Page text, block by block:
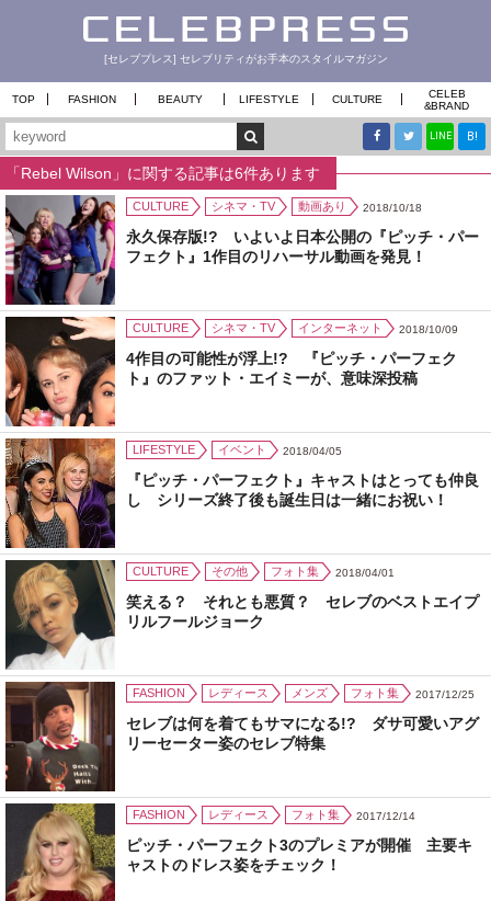
[セレブプレス] セレブリティがお手本のスタイルマガジン
TOP FASHION BEAUTY LIFESTYLE CULTURE
CELEB
&BRAND
LINE B!
「Rebel Wilson」に関する記事は6件あります
CULTURE シネマ・TV 動画あり 2018/10/18
永久保存版!? いよいよ日本公開の『ピッチ・パー
フェクト』1作目のリハーサル動画を発見！
CULTURE シネマ・TV インターネット 2018/10/09
4作目の可能性が浮上!? 『ピッチ・パーフェク
ト』のファット・エイミーが、意味深投稿
LIFESTYLE イベント 2018/04/05
『ピッチ・パーフェクト』キャストはとっても仲良
し シリーズ終了後も誕生日は一緒にお祝い！
CULTURE その他 フォト集 2018/04/01
笑える？ それとも悪質？ セレブのベストエイプ
リルフールジョーク
FASHION レディース メンズ フォト集 2017/12/25
セレブは何を着てもサマになる!? ダサ可愛いアグ
リーセーター姿のセレブ特集
FASHION レディース フォト集 2017/12/14
ピッチ・パーフェクト3のプレミアが開催 主要キ
ャストのドレス姿をチェック！